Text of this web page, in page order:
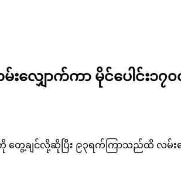
လျှောက်ကာ မိုင်ပေါင်း
တွေ့ချင်လို့ဆိုပြီး ၉၃ရက်ကြာသည်ထိ လမ်